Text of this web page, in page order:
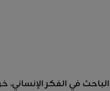
في الفكر الإنساني،